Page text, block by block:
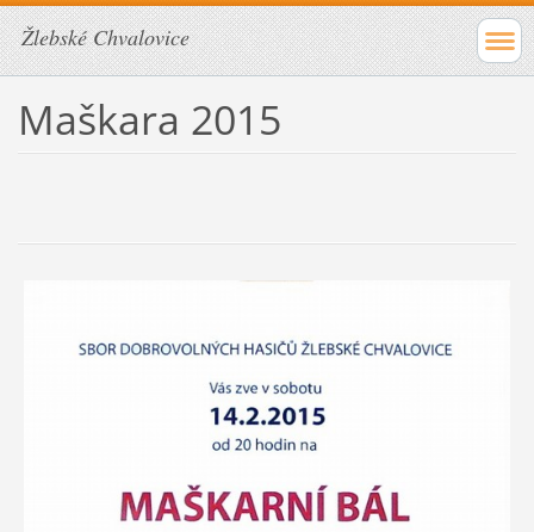
Žlebské Chvalovice
Maškara 2015